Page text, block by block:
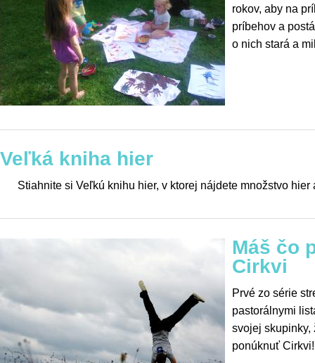
rokov, aby na
príbehov a
o nich stará a
Veľká kniha hier
Stiahnite si Veľkú knihu hier, v ktorej nájdete množstvo hier
Máš čo
Cirkvi
Prvé zo série
pastorálnymi
svojej skupinky,
ponúknuť Cirkvi!